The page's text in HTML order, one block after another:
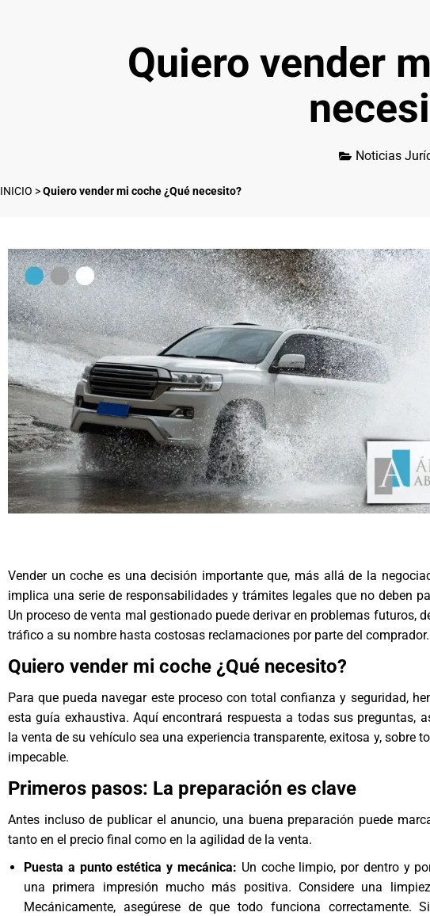
Quiero vender
Noticias
INICIO >Quiero vender mi coche ¿Qué necesito?
Vender un coche es una decisión importante que, más allá de la
implica una serie de responsabilidades y trámites legales que no deben
Un proceso de venta mal gestionado puede derivar en problemas futuros,
tráfico a su nombre hasta costosas reclamaciones por parte del comprador.
Quiero vender mi coche ¿Qué necesito?
Para que pueda navegar este proceso con total confianza y seguridad,
esta guía exhaustiva. Aquí encontrará respuesta a todas sus preguntas,
la venta de su vehículo sea una experiencia transparente, exitosa y, sobre
impecable.
Primeros pasos: La preparación es clave
Antes incluso de publicar el anuncio, una buena preparación puede
tanto en el precio final como en la agilidad de la venta.
Puesta a punto estética y mecánica: Un coche limpio, por dentro y
una primera impresión mucho más positiva. Considere una
Mecánicamente, asegúrese de que todo funciona correctamente.